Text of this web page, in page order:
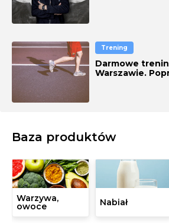
Trening
Darmowe
Warszawie.
Baza produktów
Warzywa,
owoce Nabiał